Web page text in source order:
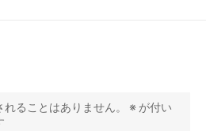
ることはありません。 ※ が付い